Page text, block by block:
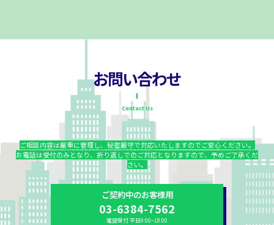
お問い合わせ
Contact Us
ご相談内容は厳重に管理し、秘密厳守で対応いたしますのでご安心ください。
お電話は受付のみとなり、折り返しでのご対応となりますので、予めご了承くだ
さい。
ご契約中のお客様用
03-6384-7562
電話受付 平日9:00~18:00